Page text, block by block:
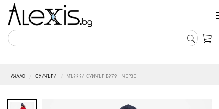
НАЧАЛО СУИЧЪРИ МЪЖКИ СУИЧЪР B979 - ЧЕРВЕН